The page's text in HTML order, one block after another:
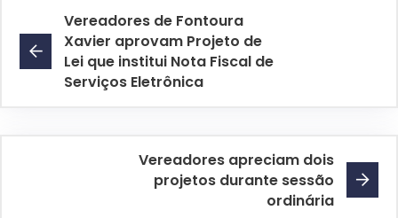
Vereadores de Fontoura
Xavier aprovam Projeto de
Lei que institui Nota Fiscal de
Serviços Eletrônica
Vereadores apreciam dois
projetos durante sessão
ordinária